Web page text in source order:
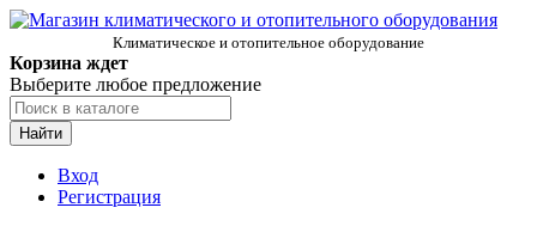
Климатическое и отопительное оборудование
Корзина ждет
Выберите любое предложение
Найти
Вход
Регистрация